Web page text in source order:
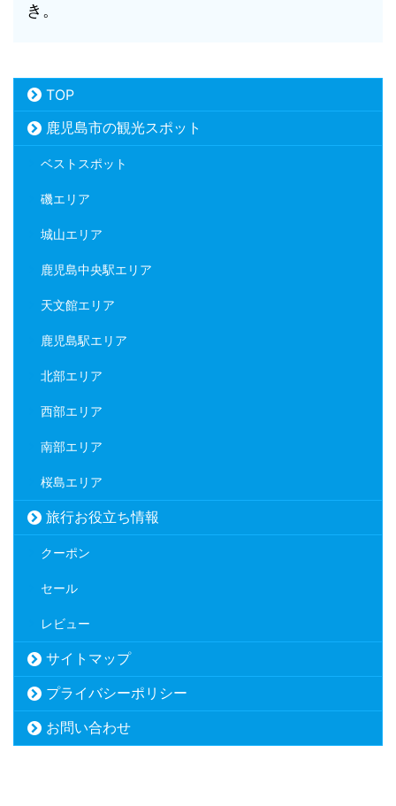
き。
TOP
鹿児島市の観光スポット
ベストスポット
磯エリア
城山エリア
鹿児島中央駅エリア
天文館エリア
鹿児島駅エリア
北部エリア
西部エリア
南部エリア
桜島エリア
旅行お役立ち情報
クーポン
セール
レビュー
サイトマップ
プライバシーポリシー
お問い合わせ